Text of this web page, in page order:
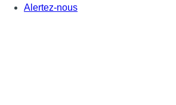
Alertez-nous